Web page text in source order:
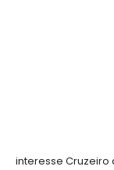
interesse